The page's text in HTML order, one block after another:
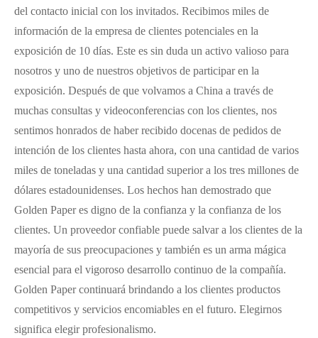
del contacto inicial con los invitados. Recibimos miles de
información de la empresa de clientes potenciales en la
exposición de 10 días. Este es sin duda un activo valioso para
nosotros y uno de nuestros objetivos de participar en la
exposición. Después de que volvamos a China a través de
muchas consultas y videoconferencias con los clientes, nos
sentimos honrados de haber recibido docenas de pedidos de
intención de los clientes hasta ahora, con una cantidad de varios
miles de toneladas y una cantidad superior a los tres millones de
dólares estadounidenses. Los hechos han demostrado que
Golden Paper es digno de la confianza y la confianza de los
clientes. Un proveedor confiable puede salvar a los clientes de la
mayoría de sus preocupaciones y también es un arma mágica
esencial para el vigoroso desarrollo continuo de la compañía.
Golden Paper continuará brindando a los clientes productos
competitivos y servicios encomiables en el futuro. Elegirnos
significa elegir profesionalismo.